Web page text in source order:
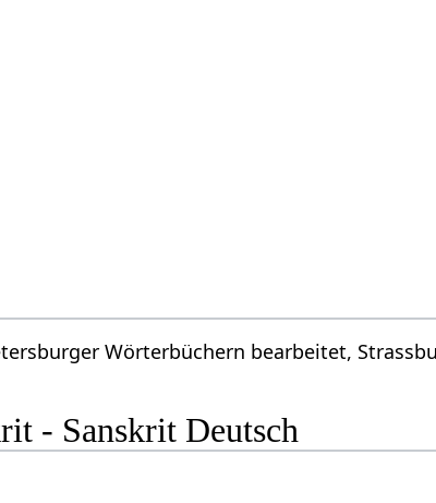
Wörterbüchern bearbeitet,
- Sanskrit Deutsch